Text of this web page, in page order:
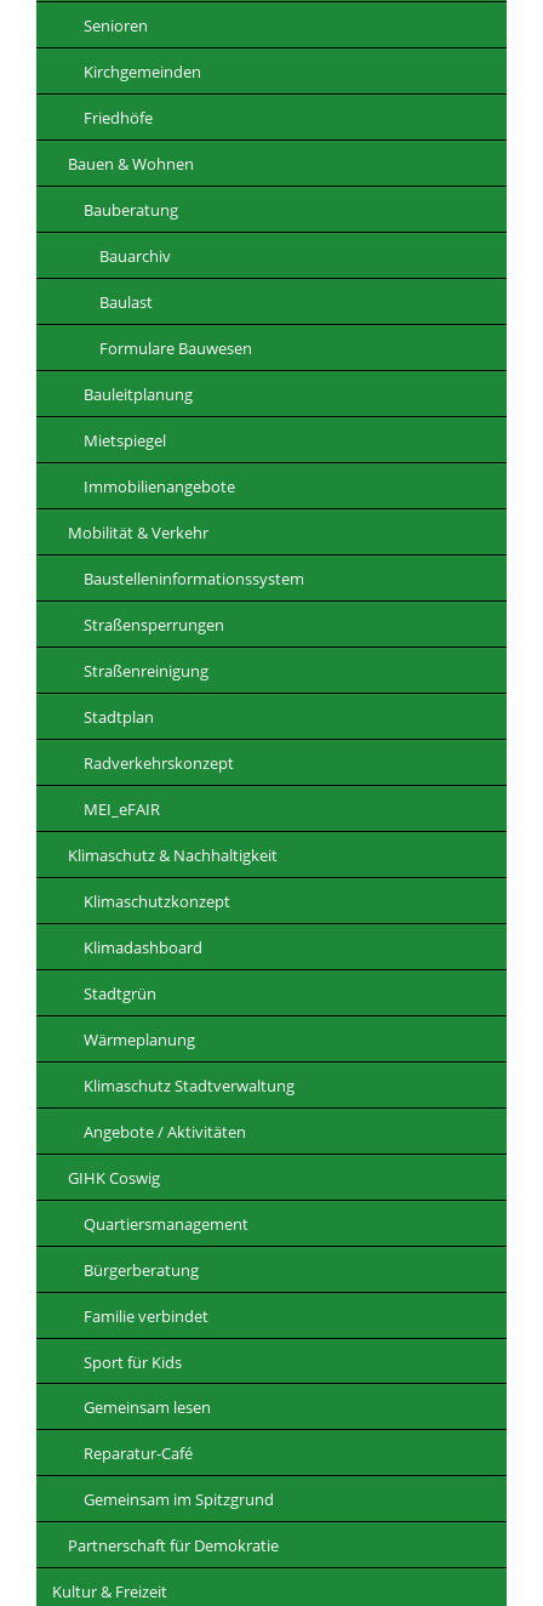
Senioren
Kirchgemeinden
Friedhöfe
Bauen & Wohnen
Bauberatung
Bauarchiv
Baulast
Formulare Bauwesen
Bauleitplanung
Mietspiegel
Immobilienangebote
Mobilität & Verkehr
Baustelleninformationssystem
Straßensperrungen
Straßenreinigung
Stadtplan
Radverkehrskonzept
MEI_eFAIR
Klimaschutz & Nachhaltigkeit
Klimaschutzkonzept
Klimadashboard
Stadtgrün
Wärmeplanung
Klimaschutz Stadtverwaltung
Angebote / Aktivitäten
GIHK Coswig
Quartiersmanagement
Bürgerberatung
Familie verbindet
Sport für Kids
Gemeinsam lesen
Reparatur-Café
Gemeinsam im Spitzgrund
Partnerschaft für Demokratie
Kultur & Freizeit